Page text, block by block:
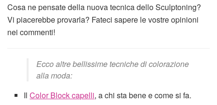
Cosa ne pensate della nuova tecnica dello Sculptoning?
Vi piacerebbe provarla? Fateci sapere le vostre opinioni
nei commenti!
Ecco altre bellissime tecniche di colorazione
alla moda:
IlColor Block capelli, a chi sta bene e come si fa.